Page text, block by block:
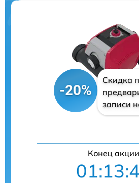
-20%
Скидка
записи
Конец акции